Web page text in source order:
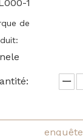
1
de
enquête